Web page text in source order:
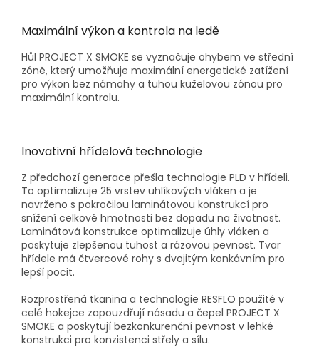
Maximální výkon a kontrola na ledě
Hůl PROJECT X SMOKE se vyznačuje ohybem ve střední
zóně, který umožňuje maximální energetické zatížení
pro výkon bez námahy a tuhou kuželovou zónou pro
maximální kontrolu.
Inovativní hřídelová technologie
Z předchozí generace přešla technologie PLD v hřídeli.
To optimalizuje 25 vrstev uhlíkových vláken a je
navrženo s pokročilou laminátovou konstrukcí pro
snížení celkové hmotnosti bez dopadu na životnost.
Laminátová konstrukce optimalizuje úhly vláken a
poskytuje zlepšenou tuhost a rázovou pevnost. Tvar
hřídele má čtvercové rohy s dvojitým konkávním pro
lepší pocit.
Rozprostřená tkanina a technologie RESFLO použité v
celé hokejce zapouzdřují násadu a čepel PROJECT X
SMOKE a poskytují bezkonkurenční pevnost v lehké
konstrukci pro konzistenci střely a sílu.